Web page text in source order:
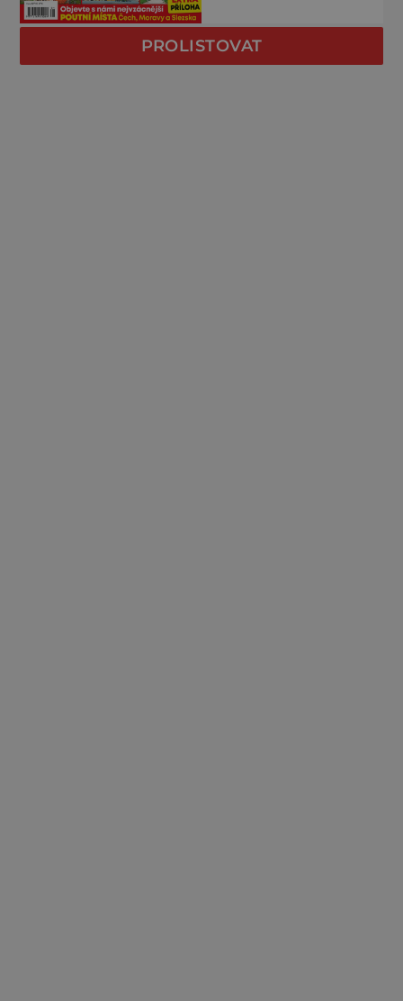
PROLISTOVAT